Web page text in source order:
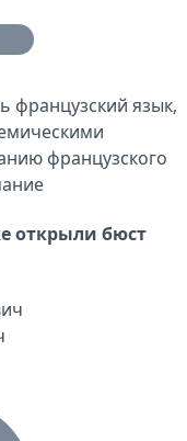
французский язык,
французского
открыли бюст